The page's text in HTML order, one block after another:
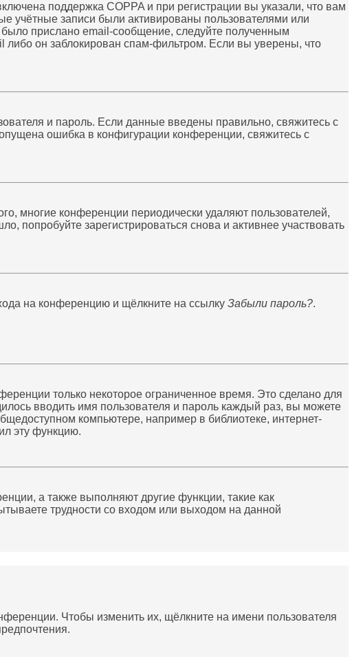
поддержка COPPA и при регистрации вы указали, что вам
учётные записи были активированы пользователями или
прислано email-сообщение, следуйте полученным
либо он заблокирован спам-фильтром. Если вы уверены, что
и пароль. Если данные введены правильно, свяжитесь с
ошибка в конфигурации конференции, свяжитесь с
многие конференции периодически удаляют пользователей,
зарегистрироваться снова и активнее участвовать
на конференцию и щёлкните на ссылку Забыли пароль?.
только некоторое ограниченное время. Это сделано для
вводить имя пользователя и пароль каждый раз, вы можете
компьютере, например в библиотеке, интернет-
эту функцию.
а также выполняют другие функции, такие как
трудности со входом или выходом на данной
Чтобы изменить их, щёлкните на имени пользователя